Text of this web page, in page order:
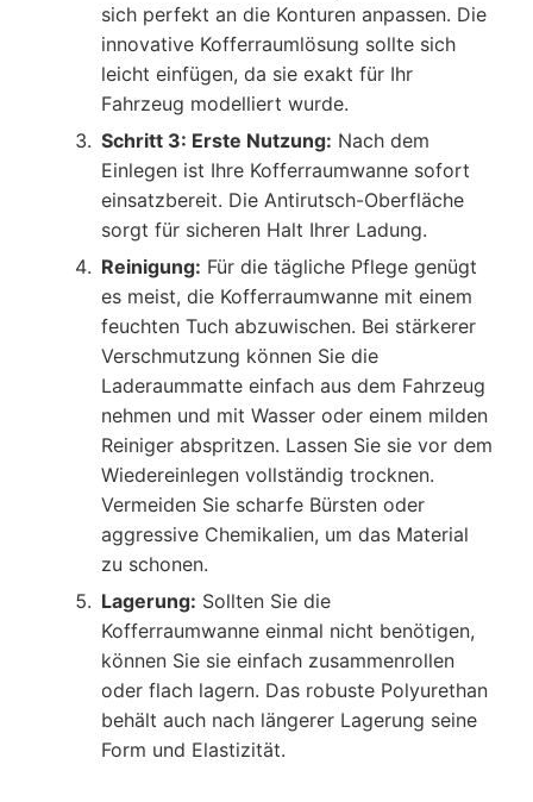
sich perfekt an die Konturen anpassen. Die
innovative Kofferraumlösung sollte sich
leicht einfügen, da sie exakt für Ihr
Fahrzeug modelliert wurde.
Schritt 3: Erste Nutzung: Nach dem
Einlegen ist Ihre Kofferraumwanne sofort
einsatzbereit. Die Antirutsch-Oberfläche
sorgt für sicheren Halt Ihrer Ladung.
Reinigung: Für die tägliche Pflege genügt
es meist, die Kofferraumwanne mit einem
feuchten Tuch abzuwischen. Bei stärkerer
Verschmutzung können Sie die
Laderaummatte einfach aus dem Fahrzeug
nehmen und mit Wasser oder einem milden
Reiniger abspritzen. Lassen Sie sie vor dem
Wiedereinlegen vollständig trocknen.
Vermeiden Sie scharfe Bürsten oder
aggressive Chemikalien, um das Material
zu schonen.
Lagerung: Sollten Sie die
Kofferraumwanne einmal nicht benötigen,
können Sie sie einfach zusammenrollen
oder flach lagern. Das robuste Polyurethan
behält auch nach längerer Lagerung seine
Form und Elastizität.